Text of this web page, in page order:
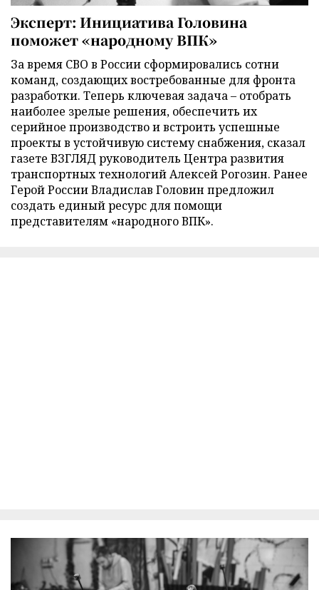
Эксперт: Инициатива Головина
поможет «народному ВПК»
За время СВО в России сформировались сотни
команд, создающих востребованные для фронта
разработки. Теперь ключевая задача – отобрать
наиболее зрелые решения, обеспечить их
серийное производство и встроить успешные
проекты в устойчивую систему снабжения, сказал
газете ВЗГЛЯД руководитель Центра развития
транспортных технологий Алексей Рогозин. Ранее
Герой России Владислав Головин предложил
создать единый ресурс для помощи
представителям «народного ВПК».